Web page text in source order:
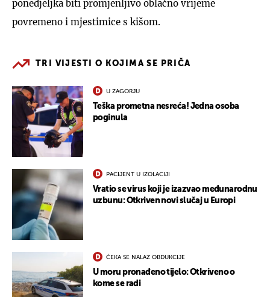
ponedjeljka biti promjenljivo oblačno vrijeme
povremeno i mjestimice s kišom.
TRI VIJESTI O KOJIMA SE PRIČA
U ZAGORJU
Teška prometna nesreća! Jedna osoba
poginula
PACIJENT U IZOLACIJI
Vratio se virus koji je izazvao međunarodnu
uzbunu: Otkriven novi slučaj u Europi
ČEKA SE NALAZ OBDUKCIJE
U moru pronađeno tijelo: Otkriveno o
kome se radi